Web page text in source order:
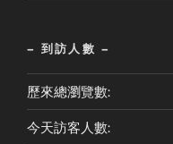
– 到訪人數 –
歷來總瀏覽數:
今天訪客人數: